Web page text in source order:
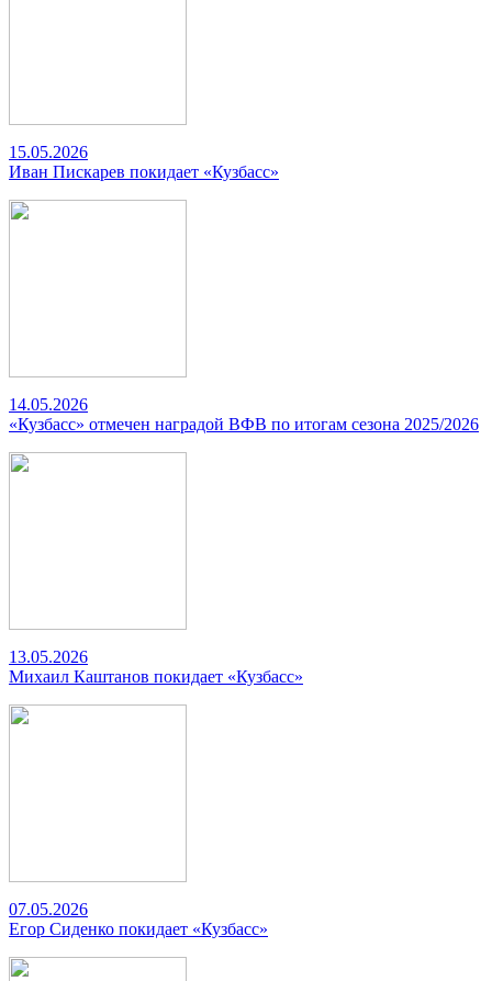
15.05.2026
Иван Пискарев покидает «Кузбасс»
14.05.2026
«Кузбасс» отмечен наградой ВФВ по итогам сезона 2025/2026
13.05.2026
Михаил Каштанов покидает «Кузбасс»
07.05.2026
Егор Сиденко покидает «Кузбасс»